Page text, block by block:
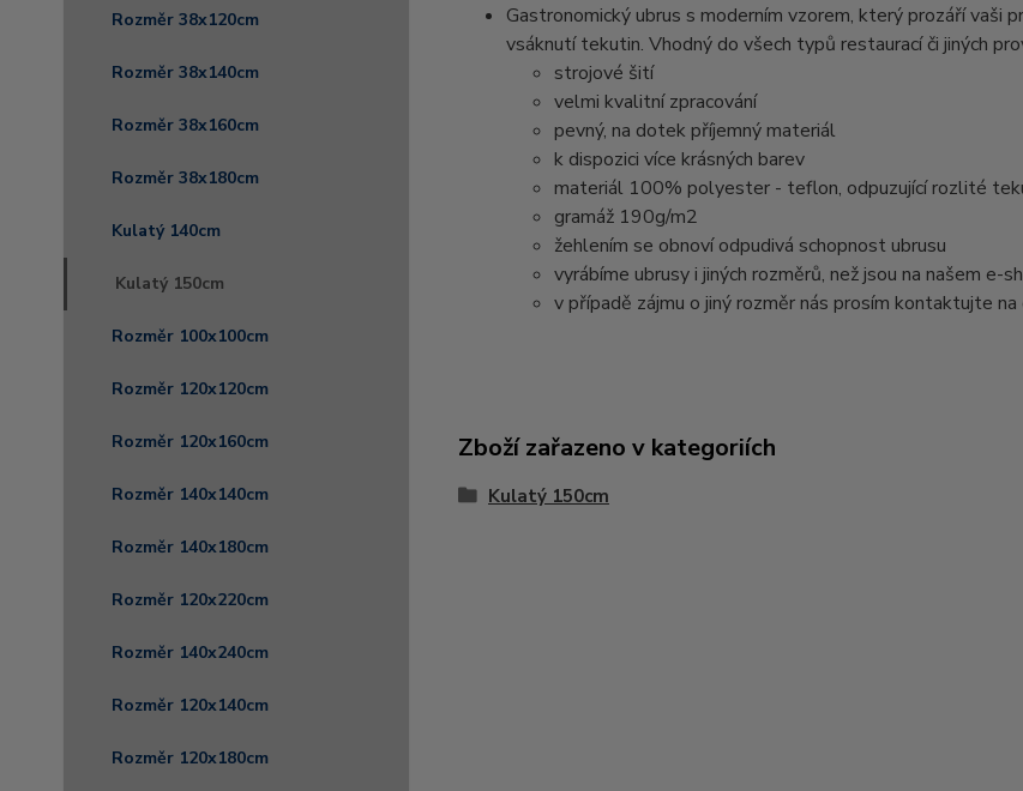
Rozměr 38x120cm
Rozměr 38x140cm
Rozměr 38x160cm
Rozměr 38x180cm
Kulatý 140cm
Kulatý 150cm
Rozměr 100x100cm
Rozměr 120x120cm
Rozměr 120x160cm
Rozměr 140x140cm
Rozměr 140x180cm
Rozměr 120x220cm
Rozměr 140x240cm
Rozměr 120x140cm
Rozměr 120x180cm
Gastronomický ubrus s moderním vzorem, který prozáří vaši
vsáknutí tekutin. Vhodný do všech typů restaurací či jiných
strojové šití
velmi kvalitní zpracování
pevný, na dotek příjemný materiál
k dispozici více krásných barev
materiál 100% polyester - teflon, odpuzující rozlité
gramáž 190g/m2
žehlením se obnoví odpudivá schopnost ubrusu
vyrábíme ubrusy i jiných rozměrů, než jsou na našem e-
v případě zájmu o jiný rozměr nás prosím kontaktujte na
Zboží zařazeno v kategoriích
Kulatý 150cm